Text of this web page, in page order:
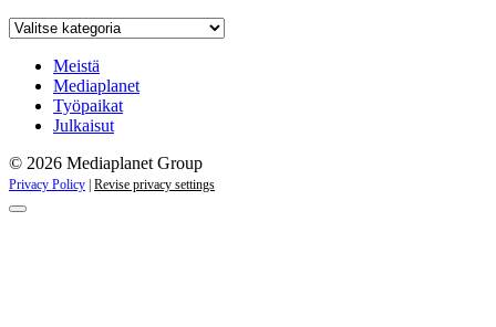
Katso
kampanjat
Meistä
Mediaplanet
Työpaikat
Julkaisut
© 2026 Mediaplanet Group
Privacy Policy Revise privacy settings